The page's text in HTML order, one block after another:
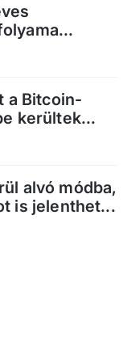
a Bitcoin-
kerültek...
alvó módba,
is jelenthet...